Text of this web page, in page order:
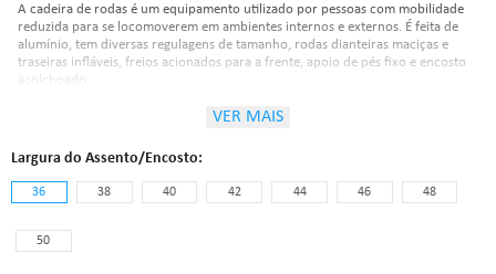
A cadeira de rodas é um equipamento utilizado por pessoas com mobilidade
reduzida para se locomoverem em ambientes internos e externos. É feita de
alumínio, tem diversas regulagens de tamanho, rodas dianteiras maciças e
traseiras infláveis, freios acionados para a frente, apoio de pés fixo e encosto
Material do quadro: Alumínio;
Rodas Dianteiras: 6? Maciça;
VER MAIS
Largura do Assento/Encosto
36 38 40 42 44 46 48
50